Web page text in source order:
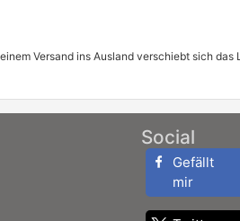
Versand ins Ausland verschiebt sich
Social
Gefällt
mir